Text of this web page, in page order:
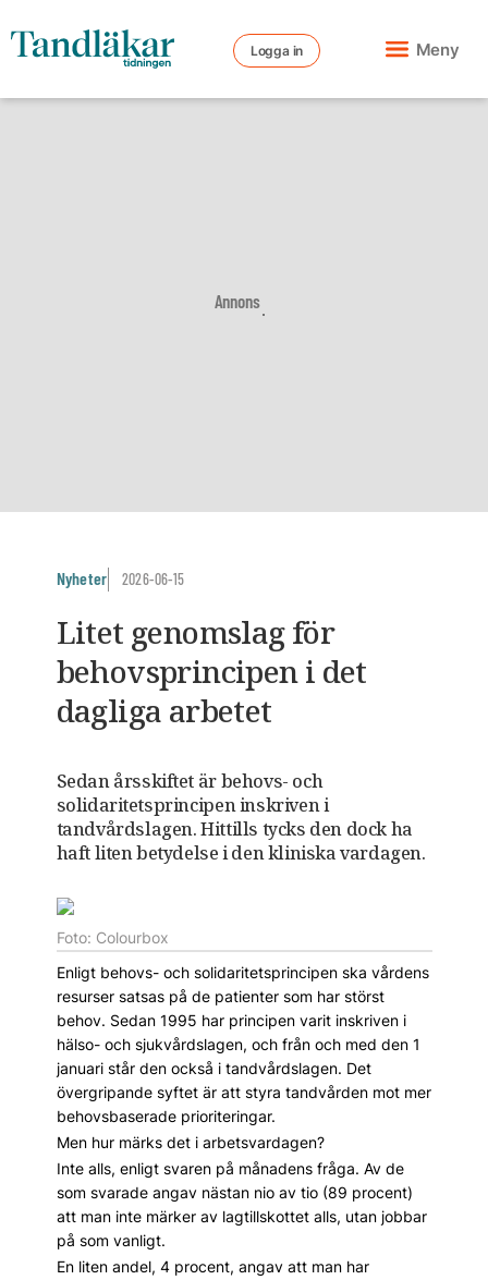
Logga in Meny
Annons
Nyheter 2026-06-15
Litet genomslag för
behovsprincipen i det
dagliga arbetet
Sedan årsskiftet är behovs- och
solidaritetsprincipen inskriven i
tandvårdslagen. Hittills tycks den dock ha
haft liten betydelse i den kliniska vardagen.
Foto: Colourbox
Enligt behovs- och solidaritetsprincipen ska vårdens
resurser satsas på de patienter som har störst
behov. Sedan 1995 har principen varit inskriven i
hälso- och sjukvårdslagen, och från och med den 1
januari står den också i tandvårdslagen. Det
övergripande syftet är att styra tandvården mot mer
behovsbaserade prioriteringar.
Men hur märks det i arbetsvardagen?
Inte alls, enligt svaren på månadens fråga. Av de
som svarade angav nästan nio av tio (89 procent)
att man inte märker av lagtillskottet alls, utan jobbar
på som vanligt.
En liten andel, 4 procent, angav att man har